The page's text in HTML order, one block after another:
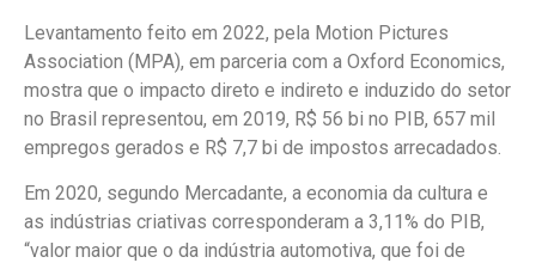
Levantamento feito em 2022, pela Motion Pictures
Association (MPA), em parceria com a Oxford Economics,
mostra que o impacto direto e indireto e induzido do setor
no Brasil representou, em 2019, R$ 56 bi no PIB, 657 mil
empregos gerados e R$ 7,7 bi de impostos arrecadados.
Em 2020, segundo Mercadante, a economia da cultura e
as indústrias criativas corresponderam a 3,11% do PIB,
“valor maior que o da indústria automotiva, que foi de